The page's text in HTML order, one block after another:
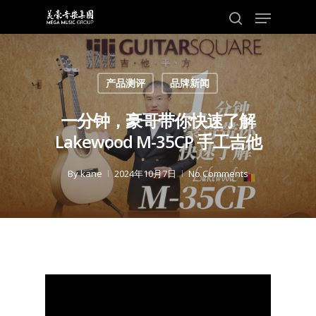
main
content
search
Menu
产品测评 品牌新闻
一分钟，豪哥带你快速了解
Lakewood M-35CP 手工吉他
Bykane 2024年10月7日 No Comments